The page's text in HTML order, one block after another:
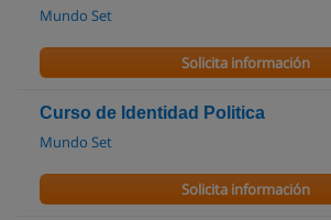
Mundo Set
Solicita información
Curso de Identidad Politica
Mundo Set
Solicita información